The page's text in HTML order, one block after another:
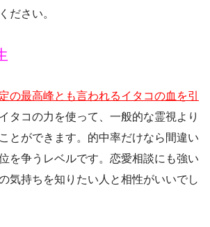
ださい。
の最高峰とも言われるイタコの血を引
イタコの力を使って、一般的な霊視より
とができます。的中率だけなら間違い
を争うレベルです。恋愛相談にも強い
気持ちを知りたい人と相性がいいでし